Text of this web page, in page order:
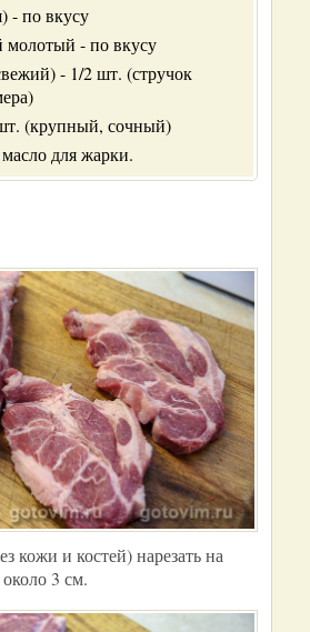
- по вкусу
молотый - по вкусу
- 1/2 шт. (стручок
(крупный, сочный)
для жарки.
кожи и костей) нарезать на
3 см.